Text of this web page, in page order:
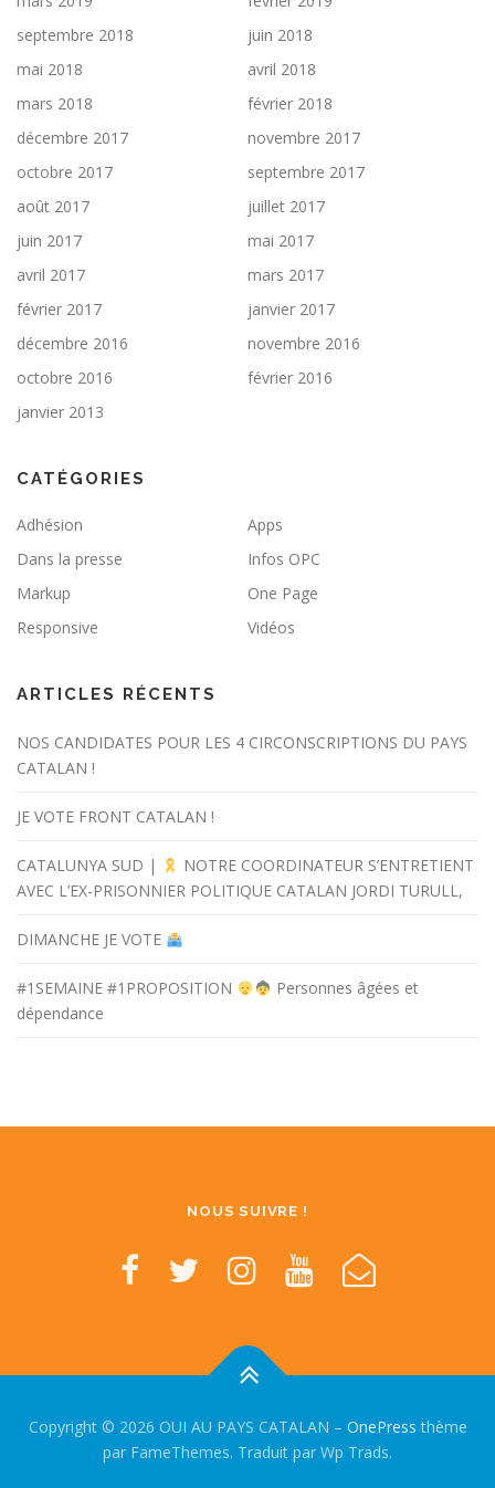
septembre 2018
juin 2018
mai 2018
avril 2018
mars 2018
février 2018
décembre 2017
novembre 2017
octobre 2017
septembre 2017
août 2017
juillet 2017
juin 2017
mai 2017
avril 2017
mars 2017
février 2017
janvier 2017
décembre 2016
novembre 2016
octobre 2016
février 2016
janvier 2013
CATÉGORIES
Adhésion
Apps
Dans la presse
Infos OPC
Markup
One Page
Responsive
Vidéos
ARTICLES RÉCENTS
NOS CANDIDATES POUR LES 4 CIRCONSCRIPTIONS DU PAYS
CATALAN !
JE VOTE FRONT CATALAN !
CATALUNYA SUD |
NOTRE COORDINATEUR S’ENTRETIENT
AVEC L’EX-PRISONNIER POLITIQUE CATALAN JORDI TURULL,
DIMANCHE JE VOTE
#1SEMAINE #1PROPOSITION
Personnes âgées et
dépendance
NOUS SUIVRE !
Copyright © 2026 OUI AU PAYS CATALAN – OnePress thème
par FameThemes. Traduit par Wp Trads.